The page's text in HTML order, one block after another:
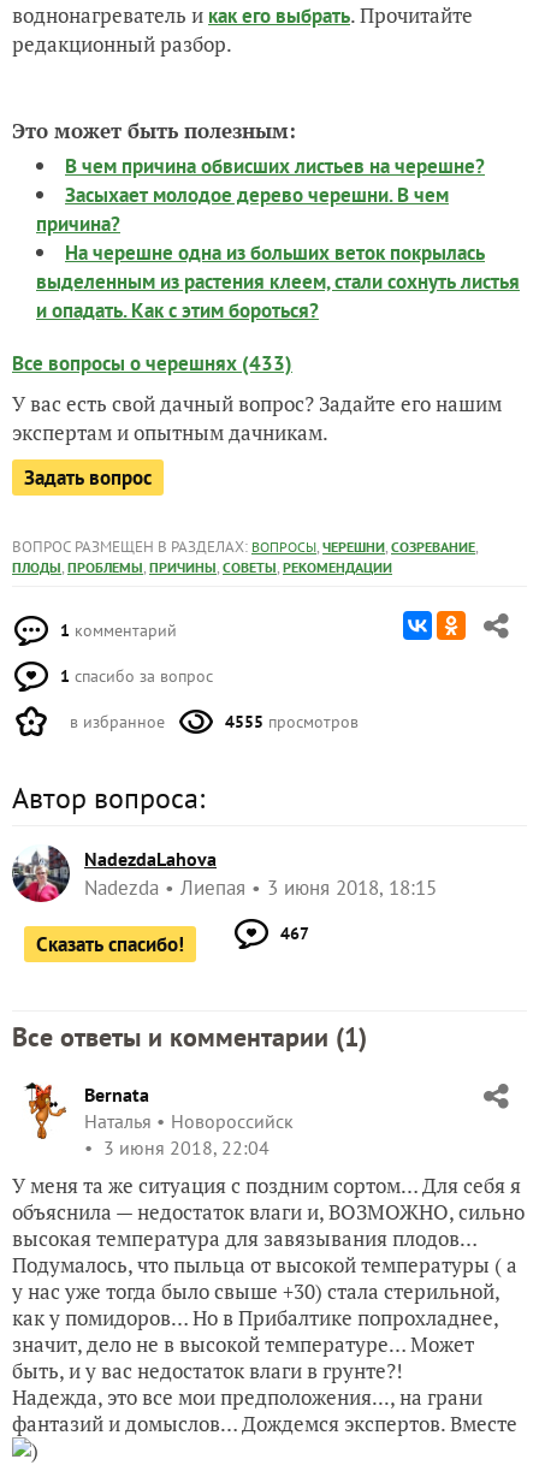
воднонагреватель и как его выбрать. Прочитайте
редакционный разбор.
Это может быть полезным:
В чем причина обвисших листьев на черешне?
Засыхает молодое дерево черешни. В чем
причина?
На черешне одна из больших веток покрылась
выделенным из растения клеем, стали сохнуть листья
и опадать. Как с этим бороться?
Все вопросы о черешнях (433)
У вас есть свой дачный вопрос? Задайте его нашим
экспертам и опытным дачникам.
Задать вопрос
ВОПРОС РАЗМЕЩЕН В РАЗДЕЛАХ: ВОПРОСЫ, ЧЕРЕШНИ, СОЗРЕВАНИЕ,
ПЛОДЫ, ПРОБЛЕМЫ, ПРИЧИНЫ, СОВЕТЫ, РЕКОМЕНДАЦИИ
1 комментарий
1 спасибо за вопрос
в избранное 4555 просмотров
Автор вопроса:
NadezdaLahova
Nadezda Лиепая 3 июня 2018, 18:15
Сказать спасибо! 467
Все ответы и комментарии (1)
Bernata
Наталья
Новороссийск
3 июня 2018, 22:04
У меня та же ситуация с поздним сортом… Для себя я
объяснила — недостаток влаги и, ВОЗМОЖНО, сильно
высокая температура для завязывания плодов…
Подумалось, что пыльца от высокой температуры ( а
у нас уже тогда было свыше +30) стала стерильной,
как у помидоров… Но в Прибалтике попрохладнее,
значит, дело не в высокой температуре… Может
быть, и у вас недостаток влаги в грунте?!
Надежда, это все мои предположения..., на грани
фантазий и домыслов… Дождемся экспертов. Вместе
)